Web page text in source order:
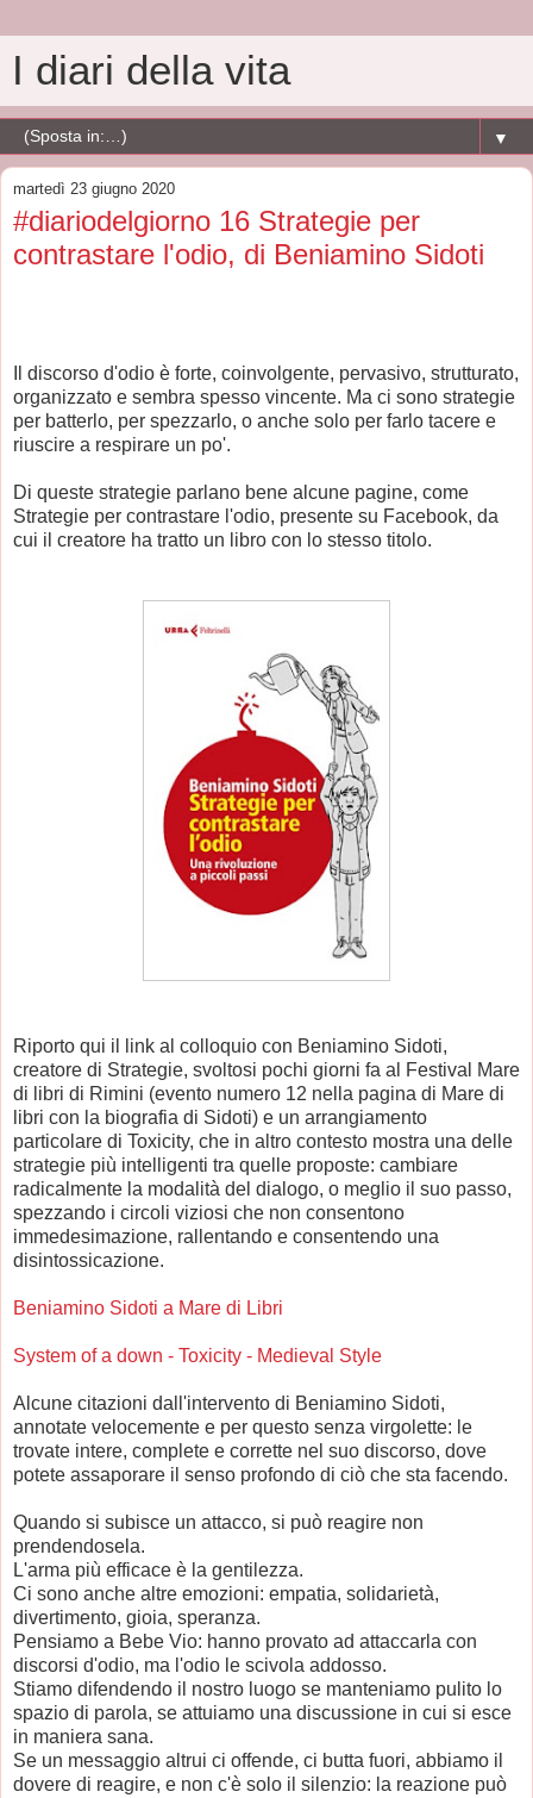
I diari della vita
▼
martedì 23 giugno 2020
#diariodelgiorno 16 Strategie per
contrastare l'odio, di Beniamino Sidoti
Il discorso d'odio è forte, coinvolgente, pervasivo, strutturato,
organizzato e sembra spesso vincente. Ma ci sono strategie
per batterlo, per spezzarlo, o anche solo per farlo tacere e
riuscire a respirare un po'.
Di queste strategie parlano bene alcune pagine, come
Strategie per contrastare l'odio, presente su Facebook, da
cui il creatore ha tratto un libro con lo stesso titolo.
Riporto qui il link al colloquio con Beniamino Sidoti,
creatore di Strategie, svoltosi pochi giorni fa al Festival Mare
di libri di Rimini (evento numero 12 nella pagina di Mare di
libri con la biografia di Sidoti) e un arrangiamento
particolare di Toxicity, che in altro contesto mostra una delle
strategie più intelligenti tra quelle proposte: cambiare
radicalmente la modalità del dialogo, o meglio il suo passo,
spezzando i circoli viziosi che non consentono
immedesimazione, rallentando e consentendo una
disintossicazione.
Beniamino Sidoti a Mare di Libri
System of a down - Toxicity - Medieval Style
Alcune citazioni dall'intervento di Beniamino Sidoti,
annotate velocemente e per questo senza virgolette: le
trovate intere, complete e corrette nel suo discorso, dove
potete assaporare il senso profondo di ciò che sta facendo.
Quando si subisce un attacco, si può reagire non
prendendosela.
L'arma più efficace è la gentilezza.
Ci sono anche altre emozioni: empatia, solidarietà,
divertimento, gioia, speranza.
Pensiamo a Bebe Vio: hanno provato ad attaccarla con
discorsi d'odio, ma l'odio le scivola addosso.
Stiamo difendendo il nostro luogo se manteniamo pulito lo
spazio di parola, se attuiamo una discussione in cui si esce
in maniera sana.
Se un messaggio altrui ci offende, ci butta fuori, abbiamo il
dovere di reagire, e non c'è solo il silenzio: la reazione può